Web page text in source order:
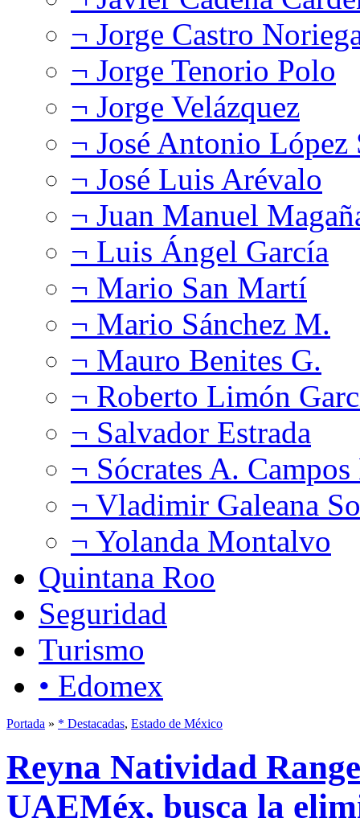
¬ Jorge Castro
¬ Jorge Tenorio Polo
¬ Jorge Velázquez
¬ José Antonio López
¬ José Luis Arévalo
¬ Juan Manuel
¬ Luis Ángel García
¬ Mario San Martí
¬ Mario Sánchez M.
¬ Mauro Benites G.
¬ Roberto Limón
¬ Salvador Estrada
¬ Sócrates A.
¬ Vladimir Galeana
¬ Yolanda Montalvo
Quintana Roo
Seguridad
Turismo
• Edomex
Portada » * Destacadas, Estado de México
Reyna Natividad
UAEMéx, busca la